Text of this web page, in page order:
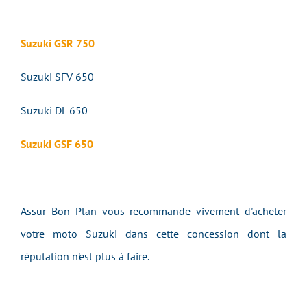
Suzuki GSR 750
Suzuki SFV 650
Suzuki DL 650
Suzuki GSF 650
Assur Bon Plan vous recommande vivement d'acheter
votre moto Suzuki dans cette concession dont la
réputation n'est plus à faire.